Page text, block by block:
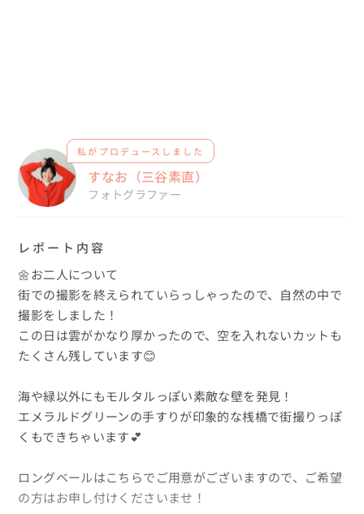
私がプロデュースしました
すなお（三谷素直）
フォトグラファー
レポート内容
🌼お二人について
街での撮影を終えられていらっしゃったので、自然の中で
撮影をしました！
この日は雲がかなり厚かったので、空を入れないカットも
たくさん残しています😊
海や緑以外にもモルタルっぽい素敵な壁を発見！
エメラルドグリーンの手すりが印象的な桟橋で街撮りっぽ
くもできちゃいます💕
ロングベールはこちらでご用意がございますので、ご希望
の方はお申し付けくださいませ！